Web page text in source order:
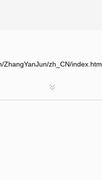
ZhangYanJun/zh_CN/index.htm